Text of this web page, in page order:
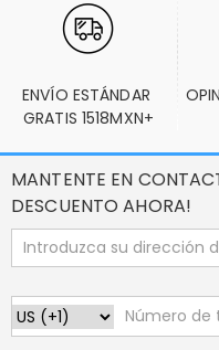
ENVÍO ESTÁNDAR
GRATIS 1518MXN+
MANTENTE EN
DESCUENTO AHORA!